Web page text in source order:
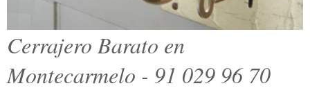
Cerrajero Barato en
Montecarmelo - 91 029 96 70